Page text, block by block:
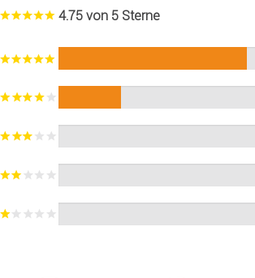
4.75 von 5 Sterne